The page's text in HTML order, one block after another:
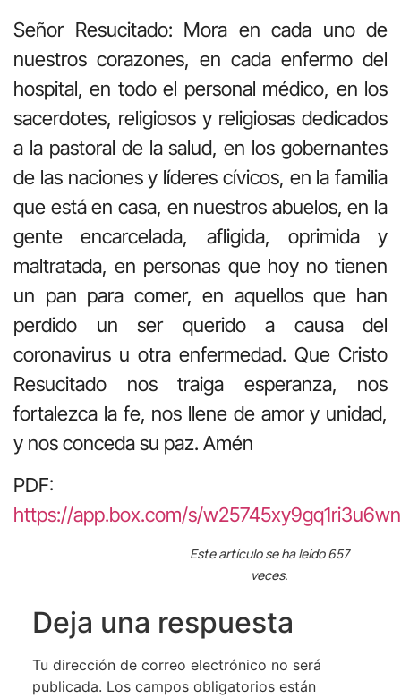
Señor Resucitado: Mora en cada uno de
nuestros corazones, en cada enfermo del
hospital, en todo el personal médico, en los
sacerdotes, religiosos y religiosas dedicados
a la pastoral de la salud, en los gobernantes
de las naciones y líderes cívicos, en la familia
que está en casa, en nuestros abuelos, en la
gente encarcelada, afligida, oprimida y
maltratada, en personas que hoy no tienen
un pan para comer, en aquellos que han
perdido un ser querido a causa del
coronavirus u otra enfermedad. Que Cristo
Resucitado nos traiga esperanza, nos
fortalezca la fe, nos llene de amor y unidad,
y nos conceda su paz. Amén
PDF:
https://app.box.com/s/
Este artículo se ha leído 657
veces.
Deja una respuesta
Tu dirección de correo electrónico no será
publicada. Los campos obligatorios están